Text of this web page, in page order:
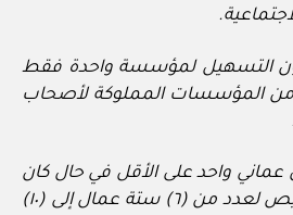
التسهيل لمؤسسة واحدة فقط
من المؤسسات المملوكة لأصحاب
واحد على الأقل في حال كان
طلب الترخيص لعدد من (٦) ستة عمال إلى (١٠)